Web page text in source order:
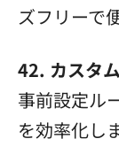
ズフリーで
42. カスタ
事前設定ル
を効率化し